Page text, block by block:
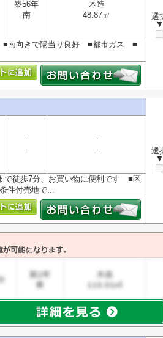
選
▼
築56年
南
木造
48.87㎡
■南向きで陽当り良好 ■都市ガス ■
選
▼
-
-
-
-
で徒歩7分、お買い物に便利です ■区
件付売地で...